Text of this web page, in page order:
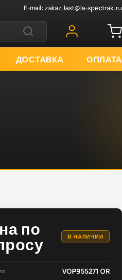
E-mail: zakaz.last@la-spectrak.ru
ДОСТАВКА ОПЛАТА
по
В НАЛИЧИИ
VOP955271 OR